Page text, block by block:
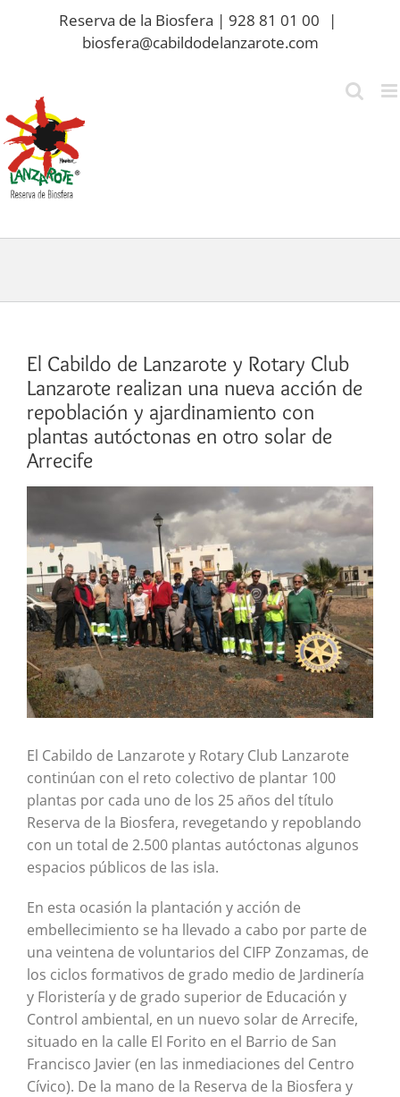
Reserva de la Biosfera | 928 81 01 00
|
biosfera@cabildodelanzarote.com
El Cabildo de Lanzarote y Rotary Club
Lanzarote realizan una nueva acción de
repoblación y ajardinamiento con
plantas autóctonas en otro solar de
Arrecife
más
grande
El Cabildo de Lanzarote y Rotary Club Lanzarote
continúan con el reto colectivo de plantar 100
plantas por cada uno de los 25 años del título
Reserva de la Biosfera, revegetando y repoblando
con un total de 2.500 plantas autóctonas algunos
espacios públicos de las isla.
En esta ocasión la plantación y acción de
embellecimiento se ha llevado a cabo por parte de
una veintena de voluntarios del CIFP Zonzamas, de
los ciclos formativos de grado medio de Jardinería
y Floristería y de grado superior de Educación y
Control ambiental, en un nuevo solar de Arrecife,
situado en la calle El Forito en el Barrio de San
Francisco Javier (en las inmediaciones del Centro
Cívico). De la mano de la Reserva de la Biosfera y